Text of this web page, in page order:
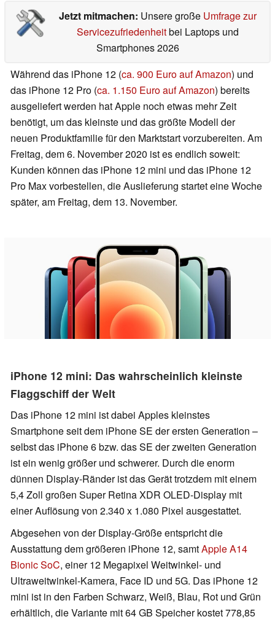
Jetzt mitmachen: Unsere große Umfrage zur
Servicezufriedenheitbei Laptops und
Smartphones 2026
Während das iPhone 12 (ca. 900 Euro auf Amazon) und
das iPhone 12 Pro (ca. 1.150 Euro auf Amazon) bereits
ausgeliefert werden hat Apple noch etwas mehr Zeit
benötigt, um das kleinste und das größte Modell der
neuen Produktfamilie für den Marktstart vorzubereiten. Am
Freitag, dem 6. November 2020 ist es endlich soweit:
Kunden können das iPhone 12 mini und das iPhone 12
Pro Max vorbestellen, die Auslieferung startet eine Woche
später, am Freitag, dem 13. November.
iPhone 12 mini: Das wahrscheinlich kleinste
Flaggschiff der Welt
Das iPhone 12 mini ist dabei Apples kleinstes
Smartphone seit dem iPhone SE der ersten Generation –
selbst das iPhone 6 bzw. das SE der zweiten Generation
ist ein wenig größer und schwerer. Durch die enorm
dünnen Display-Ränder ist das Gerät trotzdem mit einem
5,4 Zoll großen Super Retina XDR OLED-Display mit
einer Auflösung von 2.340 x 1.080 Pixel ausgestattet.
Abgesehen von der Display-Größe entspricht die
Ausstattung dem größeren iPhone 12, samtApple A14
Bionic SoC, einer 12 Megapixel Weitwinkel- und
Ultraweitwinkel-Kamera, Face ID und 5G. Das iPhone 12
mini ist in den Farben Schwarz, Weiß, Blau, Rot und Grün
erhältlich, die Variante mit 64 GB Speicher kostet 778,85